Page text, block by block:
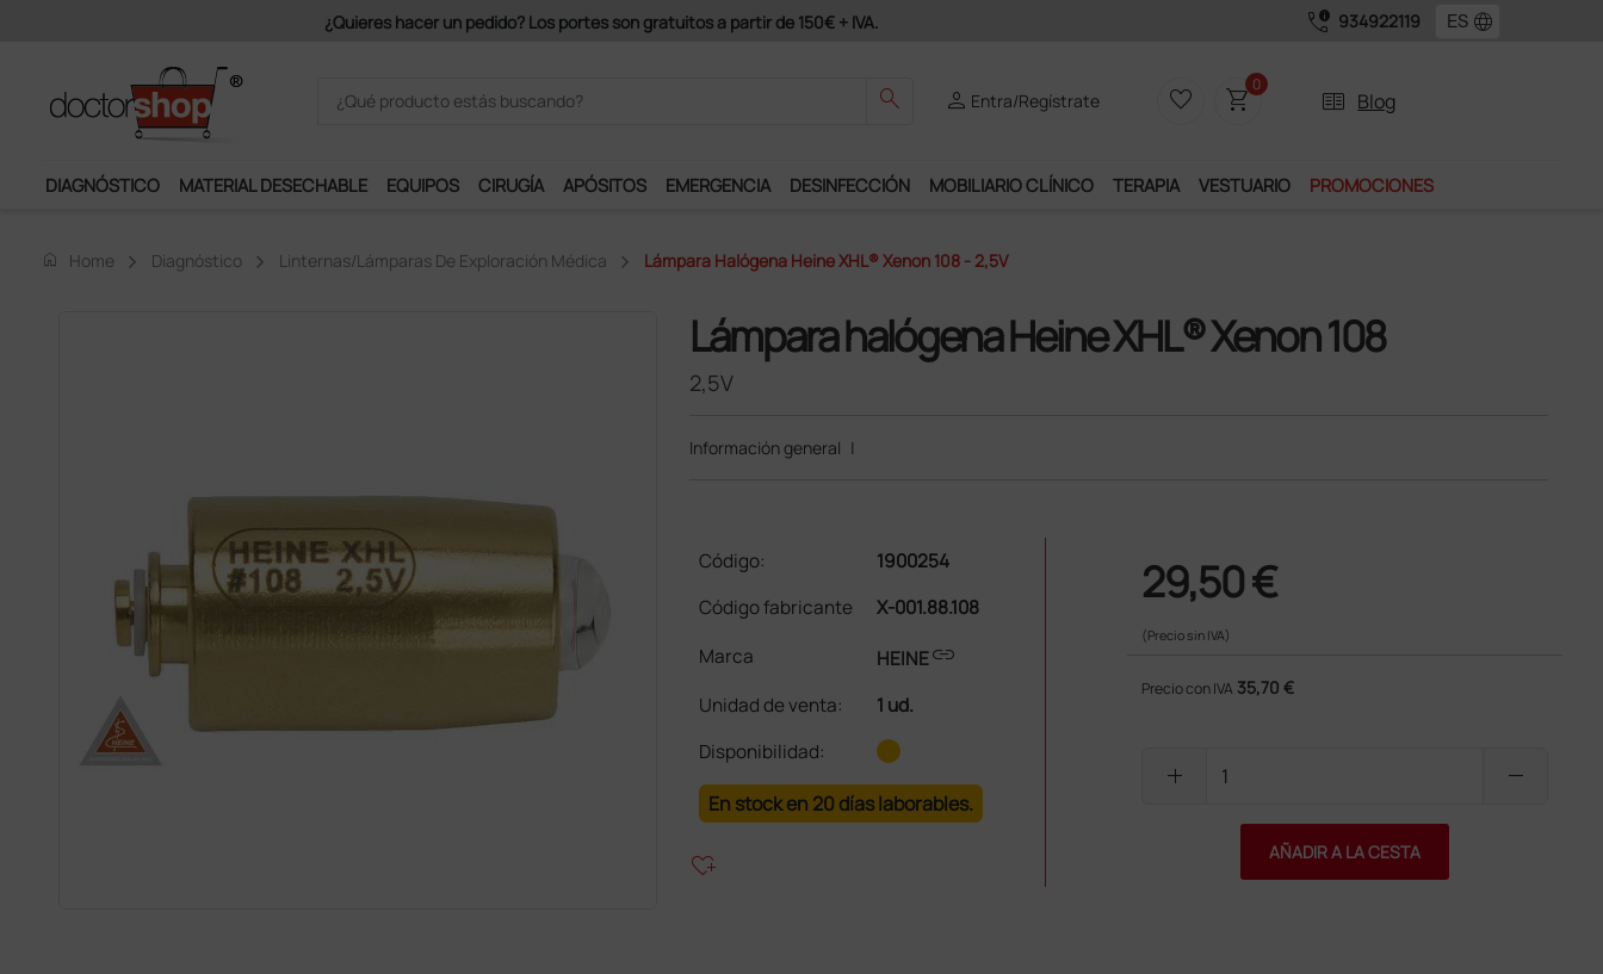
¿Quieres hacer un pedido? Los portes son gratuitos a partir de 150€ + IVA. Únete al programa Ds
call_quality 934922119 language
search person Entra/Regístrate favorite_border shopping_cart0
two_pager Blog
DIAGNÓSTICO MATERIAL DESECHABLE EQUIPOS CIRUGÍA APÓSITOS EMERGENCIA DESINFECCIÓN MOBILIARIO CLÍNICO TERAPIA VESTUARIO PROMOCIONES
home Home Diagnóstico Linternas/lámparas De Exploración Médica Lámpara Halógena Heine XHL® Xenon 108 - 2,5V
Lámpara halógena Heine XHL® Xenon 108
2,5V
Información general |
Código:
1900254
Código fabricante
X-001.88.108
Marca
HEINElink
Unidad de venta:
1 ud.
Disponibilidad:
En stock en 20 días laborables.
heart_plus
29,50 €
(Precio sin IVA)
Precio con IVA 35,70 €
add remove
AÑADIR A LA CESTA